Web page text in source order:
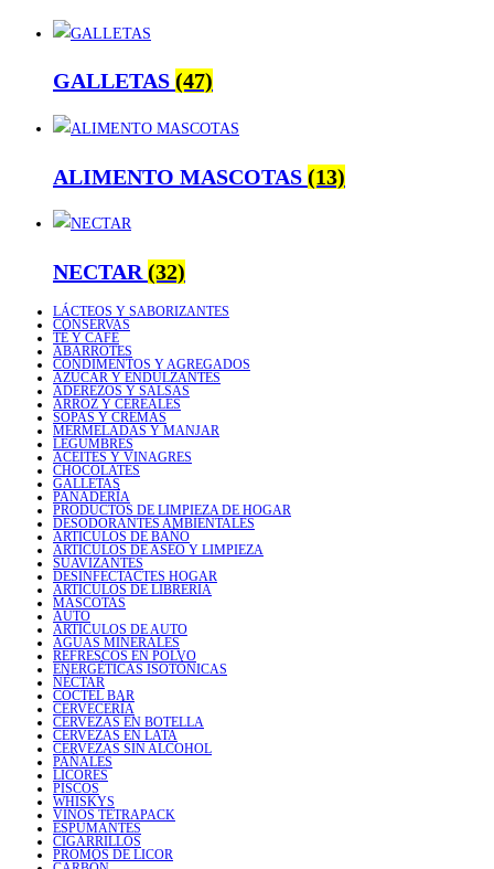
GALLETAS (47)
ALIMENTO MASCOTAS (13)
NECTAR (32)
LÁCTEOS Y SABORIZANTES
CONSERVAS
TÉ Y CAFÉ
ABARROTES
CONDIMENTOS Y AGREGADOS
AZÚCAR Y ENDULZANTES
ADEREZOS Y SALSAS
ARROZ Y CEREALES
SOPAS Y CREMAS
MERMELADAS Y MANJAR
LEGUMBRES
ACEITES Y VINAGRES
CHOCOLATES
GALLETAS
PANADERÍA
PRODUCTOS DE LIMPIEZA DE HOGAR
DESODORANTES AMBIENTALES
ARTICULOS DE BAÑO
ARTICULOS DE ASEO Y LIMPIEZA
SUAVIZANTES
DESINFECTACTES HOGAR
ARTICULOS DE LIBRERIA
MASCOTAS
AUTO
ARTICULOS DE AUTO
AGUAS MINERALES
REFRESCOS EN POLVO
ENERGÉTICAS ISOTÓNICAS
NÉCTAR
COCTEL BAR
CERVECERÍA
CERVEZAS EN BOTELLA
CERVEZAS EN LATA
CERVEZAS SIN ALCOHOL
PAÑALES
LICORES
PISCOS
WHISKYS
VINOS TETRAPACK
ESPUMANTES
CIGARRILLOS
PROMOS DE LICOR